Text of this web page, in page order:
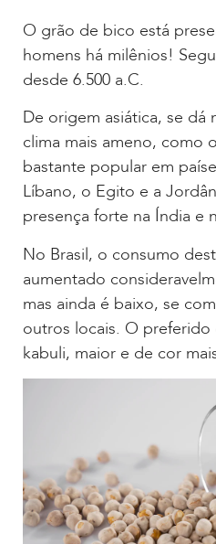
O grão de bico está
homens há milênios!
desde 6.500 a.C.
De origem asiática, se dá
clima mais ameno, como
bastante popular em
Líbano, o Egito e a
presença forte na Índia e
No Brasil, o consumo
aumentado
mas ainda é baixo, se
outros locais. O
kabuli, maior e de cor